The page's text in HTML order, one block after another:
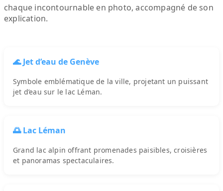
chaque incontournable en photo, accompagné de son
explication.
🌊 Jet d’eau de Genève
Symbole emblématique de la ville, projetant un puissant
jet d’eau sur le lac Léman.
🌅 Lac Léman
Grand lac alpin offrant promenades paisibles, croisières
et panoramas spectaculaires.